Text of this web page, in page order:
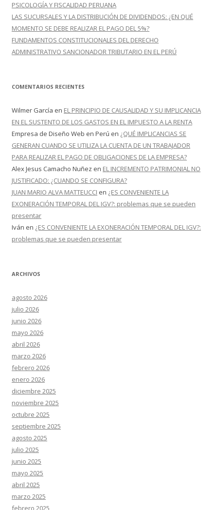
PSICOLOGÍA Y FISCALIDAD PERUANA
LAS SUCURSALES Y LA DISTRIBUCIÓN DE DIVIDENDOS: ¿EN QUÉ
MOMENTO SE DEBE REALIZAR EL PAGO DEL 5%?
FUNDAMENTOS CONSTITUCIONALES DEL DERECHO
ADMINISTRATIVO SANCIONADOR TRIBUTARIO EN EL PERÚ
COMENTARIOS RECIENTES
Wilmer García en EL PRINCIPIO DE CAUSALIDAD Y SU IMPLICANCIA
EN EL SUSTENTO DE LOS GASTOS EN EL IMPUESTO A LA RENTA
Empresa de Diseño Web en Perú en ¿QUÉ IMPLICANCIAS SE
GENERAN CUANDO SE UTILIZA LA CUENTA DE UN TRABAJADOR
PARA REALIZAR EL PAGO DE OBLIGACIONES DE LA EMPRESA?
Alex Jesus Camacho Nuñez en EL INCREMENTO PATRIMONIAL NO
JUSTIFICADO: ¿CUANDO SE CONFIGURA?
JUAN MARIO ALVA MATTEUCCI en ¿ES CONVENIENTE LA
EXONERACIÓN TEMPORAL DEL IGV?: problemas que se pueden
presentar
Iván en ¿ES CONVENIENTE LA EXONERACIÓN TEMPORAL DEL IGV?:
problemas que se pueden presentar
ARCHIVOS
agosto 2026
julio 2026
junio 2026
mayo 2026
abril 2026
marzo 2026
febrero 2026
enero 2026
diciembre 2025
noviembre 2025
octubre 2025
septiembre 2025
agosto 2025
julio 2025
junio 2025
mayo 2025
abril 2025
marzo 2025
febrero 2025